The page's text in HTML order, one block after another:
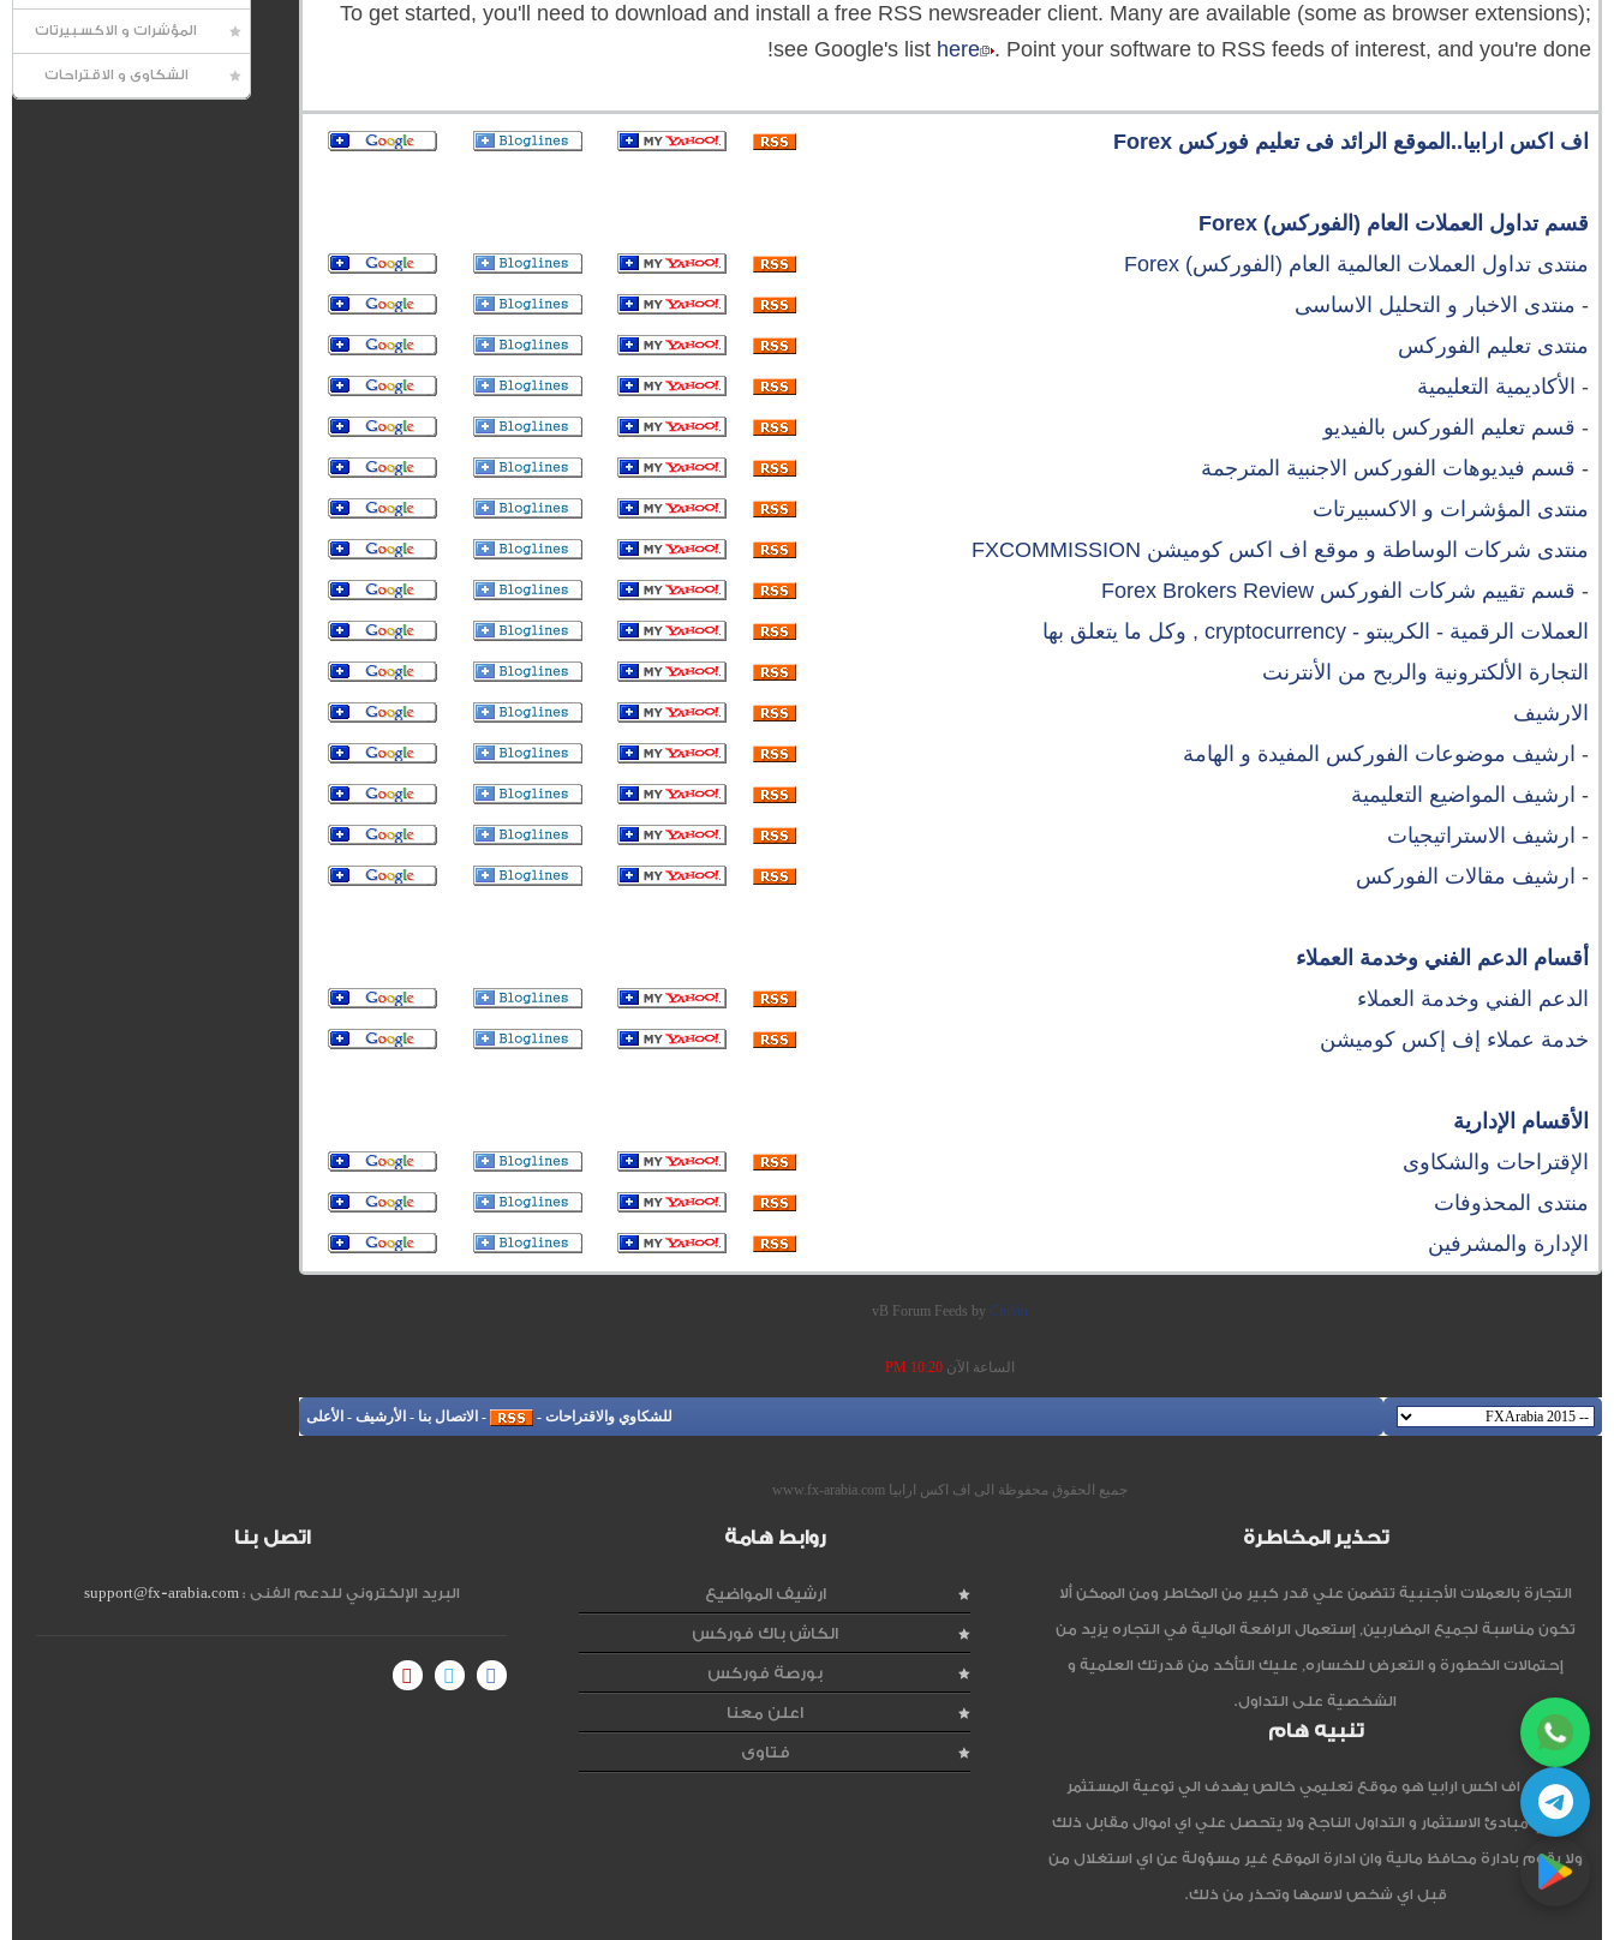
المؤشرات و الاكسبيرتات
الشكاوى و الاقتراحات
To get started, you'll need to download and install a free RSS newsreader client. Many are available (some as browser extensions);
see Google's list here . Point your software to RSS feeds of interest, and you're done!
اف اكس ارابيا..الموقع الرائد فى تعليم فوركس Forex
قسم تداول العملات العام (الفوركس) Forex
منتدى تداول العملات العالمية العام (الفوركس) Forex
- منتدى الاخبار و التحليل الاساسى
منتدى تعليم الفوركس
- الأكاديمية التعليمية
- قسم تعليم الفوركس بالفيديو
- قسم فيديوهات الفوركس الاجنبية المترجمة
منتدى المؤشرات و الاكسبيرتات
منتدى شركات الوساطة و موقع اف اكس كوميشن FXCOMMISSION
- قسم تقييم شركات الفوركس Forex Brokers Review
العملات الرقمية - الكريبتو - cryptocurrency , وكل ما يتعلق بها
التجارة الألكترونية والربح من الأنترنت
الارشيف
- ارشيف موضوعات الفوركس المفيدة و الهامة
- ارشيف المواضيع التعليمية
- ارشيف الاستراتيجيات
- ارشيف مقالات الفوركس
أقسام الدعم الفني وخدمة العملاء
الدعم الفني وخدمة العملاء
خدمة عملاء إف إكس كوميشن
الأقسام الإدارية
الإقتراحات والشكاوى
منتدى المحذوفات
الإدارة والمشرفين
vB Forum Feeds by CinVin
الساعة الآن 10:20 PM
للشكاوي والاقتراحات -
- الاتصال بنا - الأرشيف - الأعلى
جميع الحقوق محفوظة الى اف اكس ارابيا www.fx-arabia.com
تحذير المخاطرة
التجارة بالعملات الأجنبية تتضمن علي قدر كبير من المخاطر ومن الممكن ألا
تكون مناسبة لجميع المضاربين, إستعمال الرافعة المالية في التجاره يزيد من
إحتمالات الخطورة و التعرض للخساره, عليك التأكد من قدرتك العلمية و
الشخصية على التداول.
تنبيه هام
موقع اف اكس ارابيا هو موقع تعليمي خالص يهدف الي توعية المستثمر
العربي مبادئ الاستثمار و التداول الناجح ولا يتحصل علي اي اموال مقابل ذلك
ولا يقوم بادارة محافظ مالية وان ادارة الموقع غير مسؤولة عن اي استغلال من
قبل اي شخص لاسمها وتحذر من ذلك.
روابط هامة
ارشيف المواضيع
الكاش باك فوركس
بورصة فوركس
اعلن معنا
فتاوى
اتصل بنا
البريد الإلكتروني للدعم الفنى :support@fx-arabia.com